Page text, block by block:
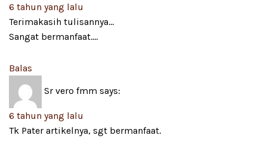
6 tahun yang lalu
Terimakasih tulisannya…
Sangat bermanfaat….
Balas
Sr vero fmm says:
6 tahun yang lalu
Tk Pater artikelnya, sgt bermanfaat.